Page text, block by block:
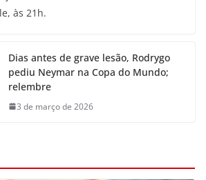
às 21h.
Dias antes de grave lesão, Rodrygo
pediu Neymar na Copa do Mundo;
relembre
3 de março de 2026